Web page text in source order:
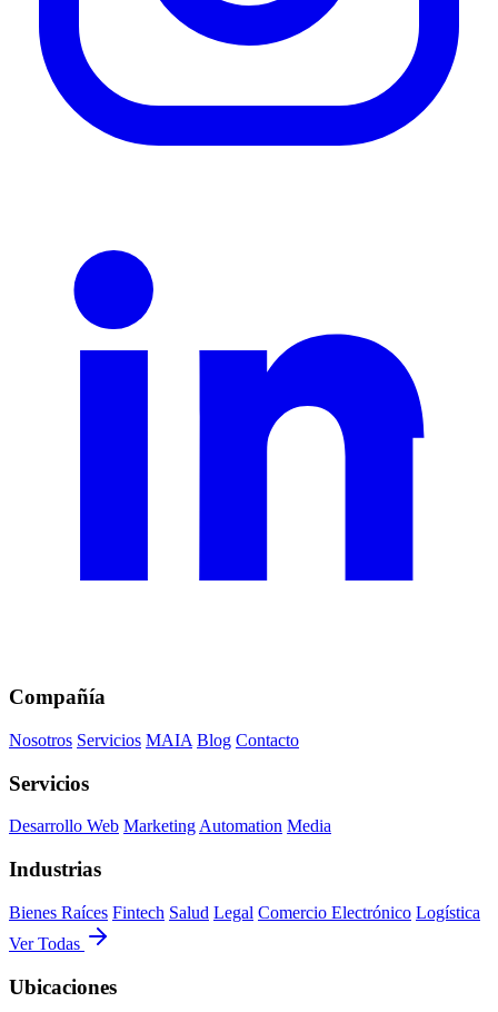
Compañía
Nosotros Servicios MAIA Blog Contacto
Servicios
Desarrollo Web MarketingAutomation Media
Industrias
Bienes Raíces Fintech Salud Legal Comercio Electrónico Logística
Ver Todas
Ubicaciones